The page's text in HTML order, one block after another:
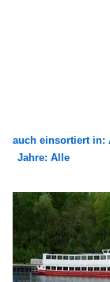
auch einsortiert in:
Binnenschiffe
FGS -
H
Jahre: Alle
Alle Jahre
2000
2009